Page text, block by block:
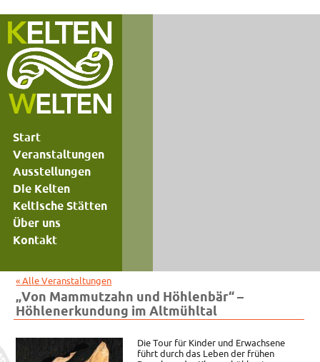
Start
Veranstaltungen
Ausstellungen
Die Kelten
Keltische Stätten
Über uns
Kontakt
« Alle Veranstaltungen
„Von Mammutzahn und Höhlenbär“ –
Höhlenerkundung im Altmühltal
Die Tour für Kinder und Erwachsene
führt durch das Leben der frühen